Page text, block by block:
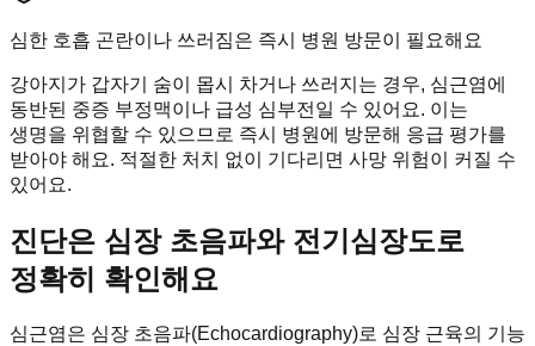
심한 호흡 곤란이나 쓰러짐은 즉시 병원 방문이 필요해요
강아지가 갑자기 숨이 몹시 차거나 쓰러지는 경우, 심근염에
동반된 중증 부정맥이나 급성 심부전일 수 있어요. 이는
생명을 위협할 수 있으므로 즉시 병원에 방문해 응급 평가를
받아야 해요. 적절한 처치 없이 기다리면 사망 위험이 커질 수
있어요.
진단은 심장 초음파와 전기심장도로
정확히 확인해요
심근염은 심장 초음파(Echocardiography)로 심장 근육의 기능